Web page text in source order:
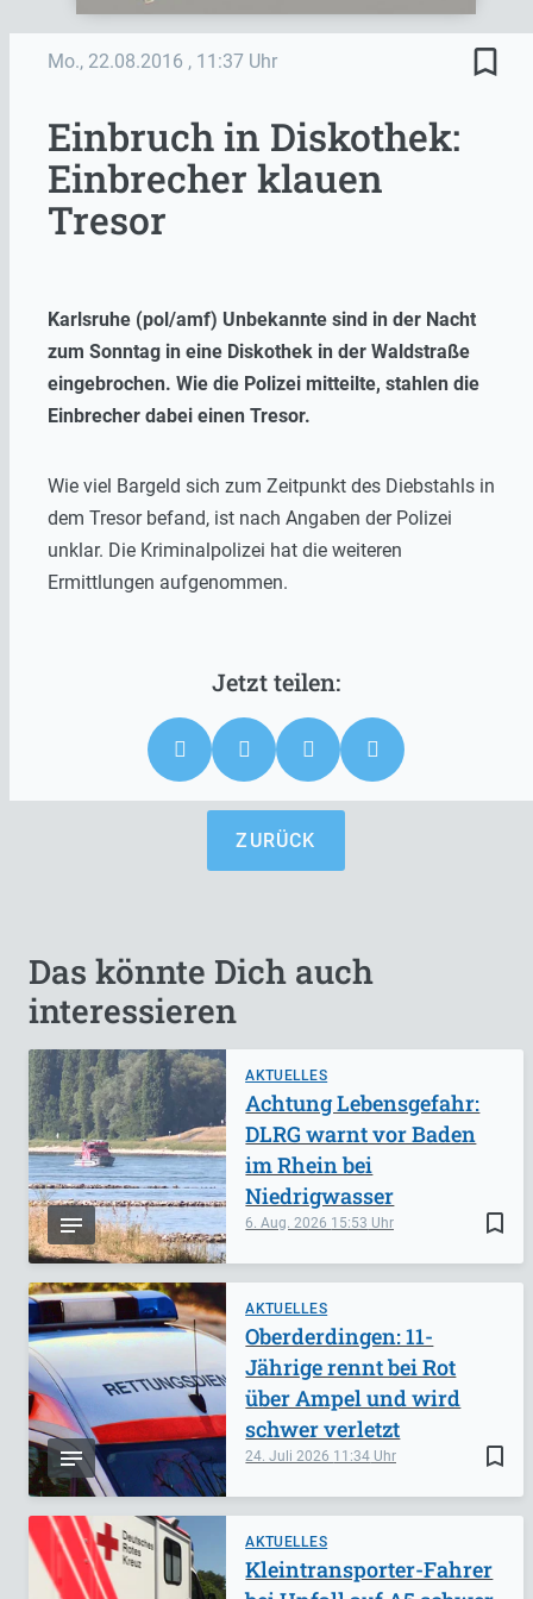
Mo., 22.08.2016 , 11:37 Uhr bookmark_border
Einbruch in Diskothek:
Einbrecher klauen
Tresor
Karlsruhe (pol/amf) Unbekannte sind in der Nacht
zum Sonntag in eine Diskothek in der Waldstraße
eingebrochen. Wie die Polizei mitteilte, stahlen die
Einbrecher dabei einen Tresor.
Wie viel Bargeld sich zum Zeitpunkt des Diebstahls in
dem Tresor befand, ist nach Angaben der Polizei
unklar. Die Kriminalpolizei hat die weiteren
Ermittlungen aufgenommen.
ZURÜCK
Das könnte Dich auch
interessieren
AKTUELLES
bookmark_border
6. Aug. 2026 15:53
Achtung Lebensgefahr:
DLRG warnt vor Baden
im Rhein bei
Niedrigwasser
AKTUELLES
bookmark_border
24. Juli 2026 11:34
Oberderdingen: 11-
Jährige rennt bei Rot
über Ampel und wird
schwer verletzt
AKTUELLES
Kleintransporter-Fahrer